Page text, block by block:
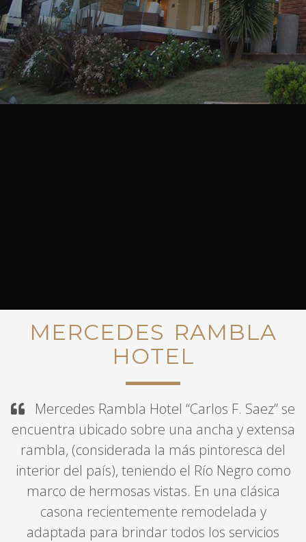
VISITE MERCEDES
Una de las ciudades mas bonitas
del Litorial
MERCEDES RAMBLA
HOTEL
Mercedes Rambla Hotel “Carlos F. Saez” se
encuentra ubicado sobre una ancha y extensa
rambla, (considerada la más pintoresca del
interior del país), teniendo el Río Negro como
marco de hermosas vistas. En una clásica
casona recientemente remodelada y
adaptada para brindar todos los servicios